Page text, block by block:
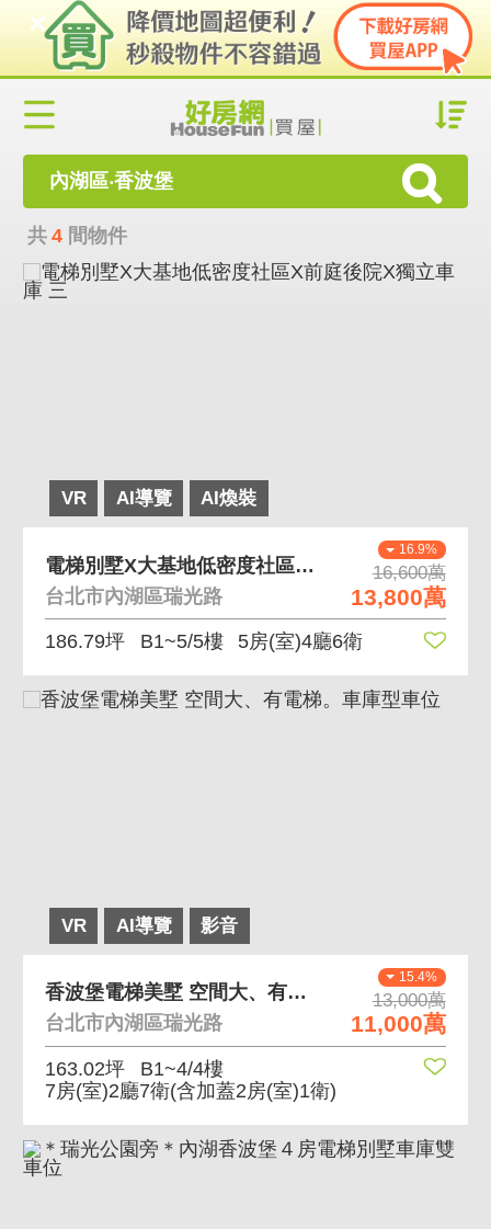
內湖區‧香波堡
共 4 間物件
VR AI導覽 AI煥裝
16.9%
16,600萬
13,800萬
電梯別墅X大基地低密度社區X前庭後院X獨立車庫 三
台北市內湖區瑞光路
186.79坪 B1~5/5樓 5房(室)4廳6衛
VR AI導覽 影音
15.4%
13,000萬
11,000萬
香波堡電梯美墅 空間大、有電梯。車庫型車位
台北市內湖區瑞光路
163.02坪
B1~4/4樓
7房(室)2廳7衛(含加蓋2房(室)1衛)